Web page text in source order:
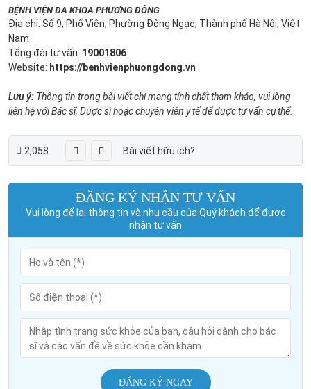
BỆNH VIỆN ĐA KHOA PHƯƠNG ĐÔNG
Địa chỉ: Số 9, Phố Viên, Phường Đông Ngạc, Thành phố Hà Nội, Việt
Nam
Tổng đài tư vấn: 19001806
Website: https://benhvienphuongdong.vn
Lưu ý: Thông tin trong bài viết chỉ mang tính chất tham khảo, vui lòng
liên hệ với Bác sĩ, Dược sĩ hoặc chuyên viên y tế để được tư vấn cụ thể.
2,058 Bài viết hữu ích?
ĐĂNG KÝ NHẬN TƯ VẤN
Vui lòng để lại thông tin và nhu cầu của Quý khách để được
nhận tư vấn
ĐĂNG KÝ NGAY